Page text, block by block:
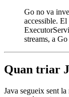
Go no va
accessible.
streams, a
Quan triar
Java segueix sent